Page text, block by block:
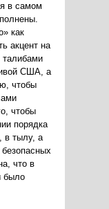
в самом
как
акцент на
США, а
чтобы
чтобы
порядка
в тылу, а
что в
было